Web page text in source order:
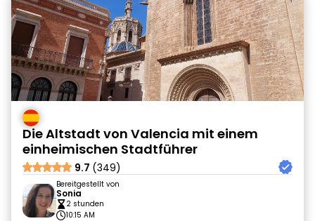
Die Altstadt von Valencia mit einem
einheimischen Stadtführer
9.7 (349)
Bereitgestellt von
Sonia
2 stunden
10:15 AM